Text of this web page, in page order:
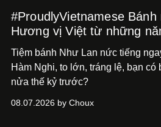
#ProudlyVietnamese
Hương vị Việt từ những
Tiệm bánh Như Lan nức tiếng
Hàm Nghi, to lớn, tráng lệ, bạn
nửa thế kỷ trước?
08.07.2026 by Choux